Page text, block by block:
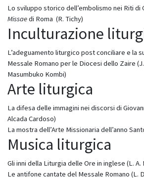
Lo sviluppo storico dell’embolismo nei Riti di
Missaedi Roma (R. Tichy)
Inculturazione
L’adeguamento liturgico post conciliare e la
Messale Romano per le Diocesi dello Zaire
Masumbuko Kombi)
Arte liturgica
La difesa delle immagini nei discorsi di
Alcada Cardoso)
La mostra dell’Arte Missionaria dell’anno
Musica liturgica
Gli inni della Liturgia delle Ore in inglese (L. A.
Le antifone cantate del Messale Romano (L.